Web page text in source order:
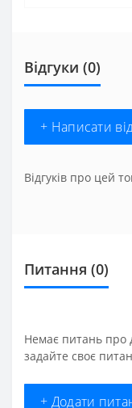
Відгуки (0)
+ Написати
Відгуків про цей
Питання (0)
Немає питань про
задайте своє
+ Додати